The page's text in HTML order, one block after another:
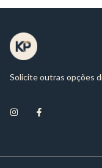
Solicite outras opções